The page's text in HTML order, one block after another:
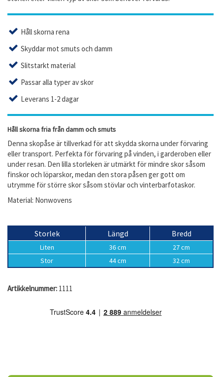
Håll skorna rena
Skyddar mot smuts och damm
Slitstarkt material
Passar alla typer av skor
Leverans 1-2 dagar
Håll skorna fria från damm och smuts
Denna skopåse är tillverkad för att skydda skorna under förvaring
eller transport. Perfekta för förvaring på vinden, i garderoben eller
under resan. Den lilla storleken är utmärkt för mindre skor såsom
finskor och löparskor, medan den stora påsen ger gott om
utrymme för större skor såsom stövlar och vinterbarfotaskor.
Material: Nonwovens
Storlek Längd Bredd
Liten 36 cm
27 cm
Stor
44 cm 32 cm
Artikkelnummer: 1111